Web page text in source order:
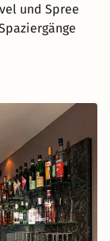
und Spree